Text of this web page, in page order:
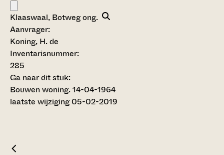
Klaaswaal, Botweg ong.
Aanvrager:
Koning, H. de
Inventarisnummer:
285
Ga naar dit stuk:
Bouwen woning. 14-04-1964
laatste wijziging 05-02-2019